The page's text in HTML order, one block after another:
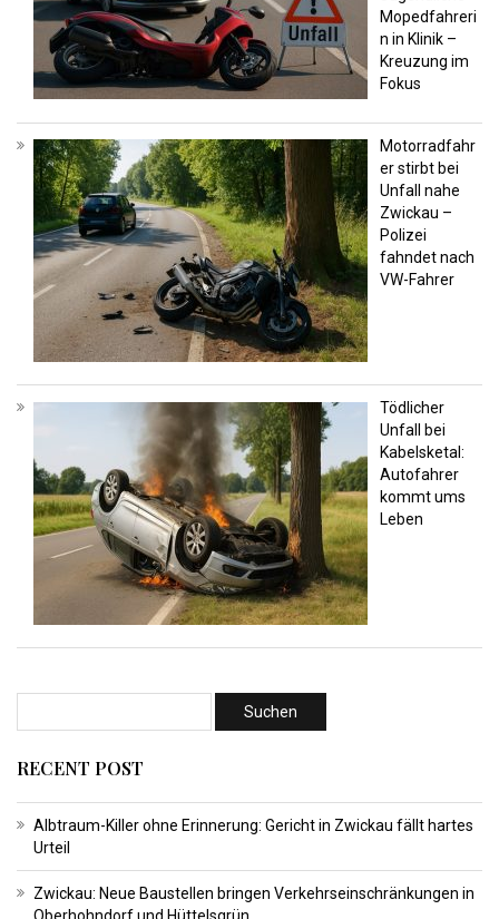
Mopedfahreri
n in Klinik –
Kreuzung im
Fokus
Motorradfahr
er stirbt bei
Unfall nahe
Zwickau –
Polizei
fahndet nach
VW-Fahrer
Tödlicher
Unfall bei
Kabelsketal:
Autofahrer
kommt ums
Leben
RECENT POST
Albtraum-Killer ohne Erinnerung: Gericht in Zwickau fällt hartes
Urteil
Zwickau: Neue Baustellen bringen Verkehrseinschränkungen in